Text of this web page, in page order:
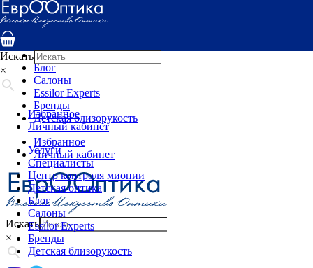
Услуги
Специалисты
Детская оптика
Блог
Салоны
Essilor Experts
Бренды
Детская близорукость
Избранное
Личный кабинет
Искать
×
Искать
×
Избранное
Личный кабинет
Услуги
Специалисты
Центр контроля миопии
Детская оптика
Блог
Салоны
Essilor Experts
Бренды
Детская близорукость